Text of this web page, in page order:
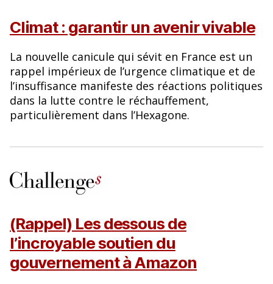
Climat : garantir un avenir vivable
La nouvelle canicule qui sévit en France est un
rappel impérieux de l’urgence climatique et de
l’insuffisance manifeste des réactions politiques
dans la lutte contre le réchauffement,
particulièrement dans l’Hexagone.
(Rappel) Les dessous de
l’incroyable soutien du
gouvernement à Amazon